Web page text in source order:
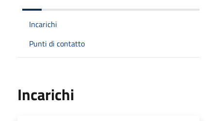
Incarichi
Punti di contatto
Incarichi